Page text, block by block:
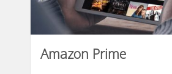
Amazon Prime